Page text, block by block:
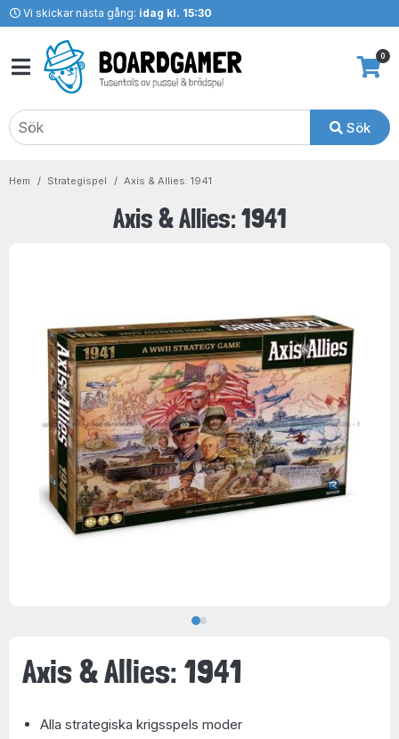
Vi skickar nästa gång: idag kl. 15:30
Sök
0
Hem Strategispel Axis & Allies: 1941
Axis & Allies: 1941
Axis & Allies: 1941
Alla strategiska krigsspels moder